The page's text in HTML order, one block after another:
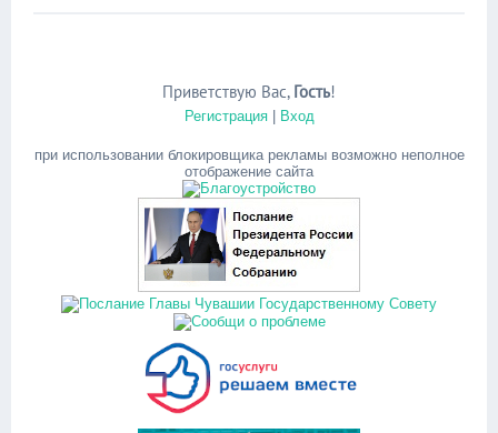
Приветствую Вас, Гость!
Регистрация| Вход
при использовании блокировщика рекламы возможно неполное
отображение сайта